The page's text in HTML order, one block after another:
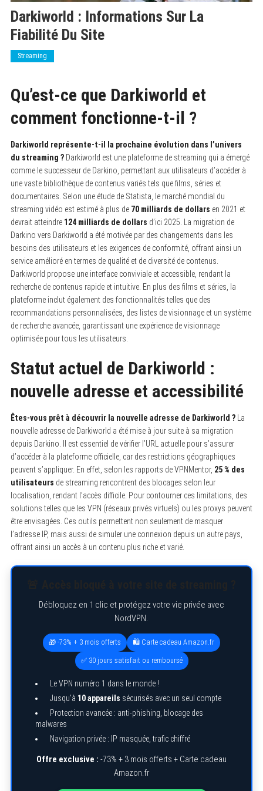
Darkiworld : Informations Sur La
Fiabilité Du Site
Streaming
Qu’est-ce que Darkiworld et
comment fonctionne-t-il ?
Darkiworld représente-t-il la prochaine évolution dans l’univers
du streaming ?Darkiworld est une plateforme de streaming qui a émergé
comme le successeur de Darkino, permettant aux utilisateurs d’accéder à
une vaste bibliothèque de contenus variés tels que films, séries et
documentaires. Selon une étude de Statista, le marché mondial du
streaming vidéo est estimé à plus de 70 milliards de dollars en 2021 et
devrait atteindre 124 milliards de dollars d’ici 2025. La migration de
Darkino vers Darkiworld a été motivée par des changements dans les
besoins des utilisateurs et les exigences de conformité, offrant ainsi un
service amélioré en termes de qualité et de diversité de contenus.
Darkiworld propose une interface conviviale et accessible, rendant la
recherche de contenus rapide et intuitive. En plus des films et séries, la
plateforme inclut également des fonctionnalités telles que des
recommandations personnalisées, des listes de visionnage et un système
de recherche avancée, garantissant une expérience de visionnage
optimisée pour tous les utilisateurs.
Statut actuel de Darkiworld :
nouvelle adresse et accessibilité
Êtes-vous prêt à découvrir la nouvelle adresse de Darkiworld ?La
nouvelle adresse de Darkiworld a été mise à jour suite à sa migration
depuis Darkino. Il est essentiel de vérifier l’URL actuelle pour s’assurer
d’accéder à la plateforme officielle, car des restrictions géographiques
peuvent s’appliquer. En effet, selon les rapports de VPNMentor, 25 % des
utilisateurs de streaming rencontrent des blocages selon leur
localisation, rendant l’accès difficile. Pour contourner ces limitations, des
solutions telles que les VPN (réseaux privés virtuels) ou les proxys peuvent
être envisagées. Ces outils permettent non seulement de masquer
l’adresse IP, mais aussi de simuler une connexion depuis un autre pays,
offrant ainsi un accès à un contenu plus riche et varié.
Débloquez en 1 clic et protégez votre vie privée avec
NordVPN.
🎁 -73% + 3 mois offerts 🛍️ Carte cadeau Amazon.fr
✅ 30 jours satisfait ou remboursé
Le VPN numéro 1 dans le monde !
Jusqu’à 10 appareils sécurisés avec un seul compte
Protection avancée : anti-phishing, blocage des
malwares
Navigation privée : IP masquée, trafic chiffré
Offre exclusive : -73% + 3 mois offerts + Carte cadeau
Amazon.fr